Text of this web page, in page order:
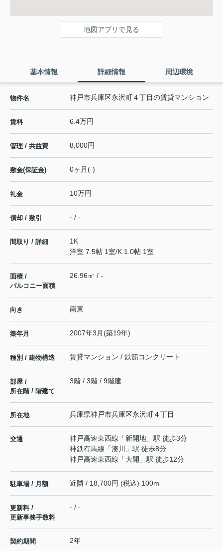
地図アプリで見る
基本情報 詳細情報 周辺環境
物件名 神戸市兵庫区永沢町４丁目の賃貸マンション
賃料 6.4万円
管理 / 共益費 8,000円
敷金(保証金) 0ヶ月(-)
礼金 10万円
償却 / 敷引 - / -
間取り / 詳細
1K
洋室 7.5帖 1室/K 1.0帖 1室
面積 /
バルコニー面積
26.96㎡ / -
向き 南東
築年月 2007年3月(築19年)
種別 / 建物構造 賃貸マンション / 鉄筋コンクリート
部屋 /
所在階 / 階建て
3階 / 3階 / 9階建
所在地 兵庫県神戸市兵庫区永沢町４丁目
交通 神戸高速東西線 「新開地 」駅 徒歩3分
神鉄有馬線 「湊川
」駅 徒歩8分
神戸高速東西線 「大開 」駅 徒歩12分
駐車場 / 月額 近隣 / 18,700円 (税込) 100m
更新料 /
更新事務手数料
- / -
契約期間 2年